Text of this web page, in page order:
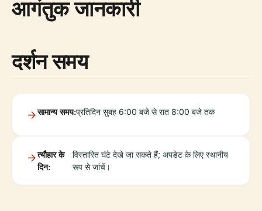
आगंतुक जानकारी
दर्शन समय
सामान्य समय:प्रतिदिन सुबह 6:00 बजे से रात 8:00 बजे तक
त्यौहार के
दिन:
विस्तारित घंटे देखे जा सकते हैं; अपडेट के लिए स्थानीय
रूप से जांचें।